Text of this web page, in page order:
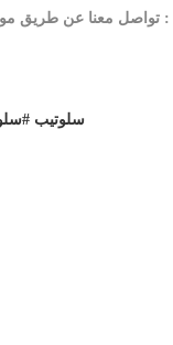
تواصل معنا عن طريق مواقع التواصل الإجتماعية الخاصة بنا :
#سلوتيب